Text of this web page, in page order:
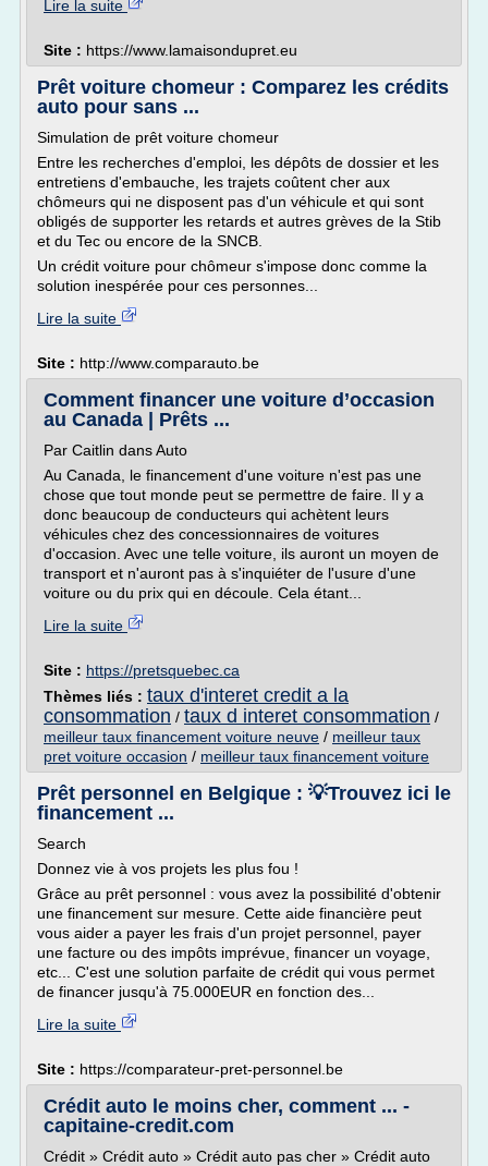
Lire la suite
Site : https://www.lamaisondupret.eu
Prêt voiture chomeur : Comparez les crédits
auto pour sans ...
Simulation de prêt voiture chomeur
Entre les recherches d'emploi, les dépôts de dossier et les
entretiens d'embauche, les trajets coûtent cher aux
chômeurs qui ne disposent pas d'un véhicule et qui sont
obligés de supporter les retards et autres grèves de la Stib
et du Tec ou encore de la SNCB.
Un crédit voiture pour chômeur s'impose donc comme la
solution inespérée pour ces personnes...
Lire la suite
Site : http://www.comparauto.be
Comment financer une voiture d’occasion
au Canada | Prêts ...
Par Caitlin dans Auto
Au Canada, le financement d'une voiture n'est pas une
chose que tout monde peut se permettre de faire. Il y a
donc beaucoup de conducteurs qui achètent leurs
véhicules chez des concessionnaires de voitures
d'occasion. Avec une telle voiture, ils auront un moyen de
transport et n'auront pas à s'inquiéter de l'usure d'une
voiture ou du prix qui en découle. Cela étant...
Lire la suite
Site : https://pretsquebec.ca
Thèmes liés : taux d'interet credit a la
consommation / taux d interet consommation /
meilleur taux financement voiture neuve / meilleur taux
pret voiture occasion / meilleur taux financement voiture
Prêt personnel en Belgique : 💡Trouvez ici le
financement ...
Search
Donnez vie à vos projets les plus fou !
Grâce au prêt personnel : vous avez la possibilité d'obtenir
une financement sur mesure. Cette aide financière peut
vous aider a payer les frais d'un projet personnel, payer
une facture ou des impôts imprévue, financer un voyage,
etc... C'est une solution parfaite de crédit qui vous permet
de financer jusqu'à 75.000EUR en fonction des...
Lire la suite
Site : https://comparateur-pret-personnel.be
Crédit auto le moins cher, comment ... -
capitaine-credit.com
Crédit » Crédit auto » Crédit auto pas cher » Crédit auto